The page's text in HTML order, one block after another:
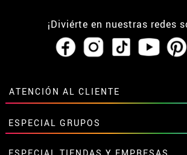
¡Diviérte en nuestras redes
ATENCIÓN AL CLIENTE
• Horario tienda IBI
•Descuento estudiantes
• Sobre nosotros
ESPECIAL GRUPOS
Descuentos especiales para grupos.